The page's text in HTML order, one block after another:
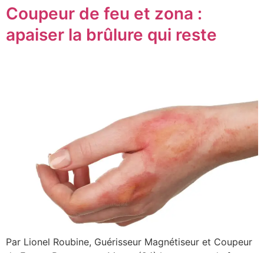
Coupeur de feu et zona :
apaiser la brûlure qui reste
Par Lionel Roubine, Guérisseur Magnétiseur et Coupeur